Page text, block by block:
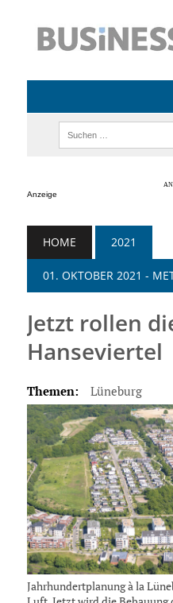
Anzeige
HOME 2021
01. OKTOBER 2021 -
Jetzt rollen
Hanseviertel
Themen: Lüneburg
Jahrhundertplanung à la